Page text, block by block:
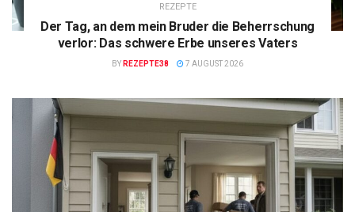
REZEPTE
Der Tag, an dem mein Bruder die Beherrschung
verlor: Das schwere Erbe unseres Vaters
BY REZEPTE38 7 AUGUST 2026